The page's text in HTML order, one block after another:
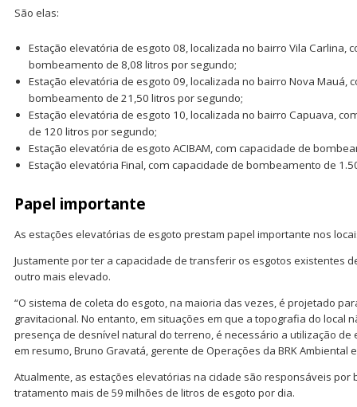
São elas:
Estação elevatória de esgoto 08, localizada no bairro Vila Carlina,
bombeamento de 8,08 litros por segundo;
Estação elevatória de esgoto 09, localizada no bairro Nova Mauá,
bombeamento de 21,50 litros por segundo;
Estação elevatória de esgoto 10, localizada no bairro Capuava,
de 120 litros por segundo;
Estação elevatória de esgoto ACIBAM, com capacidade de
Estação elevatória Final, com capacidade de bombeamento de
Papel importante
As estações elevatórias de esgoto prestam papel importante nos
Justamente por ter a capacidade de transferir os esgotos existentes
outro mais elevado.
“O sistema de coleta do esgoto, na maioria das vezes, é projetado
gravitacional. No entanto, em situações em que a topografia do local
presença de desnível natural do terreno, é necessário a utilização de
em resumo, Bruno Gravatá, gerente de Operações da BRK Ambiental
Atualmente, as estações elevatórias na cidade são responsáveis por
tratamento mais de 59 milhões de litros de esgoto por dia.